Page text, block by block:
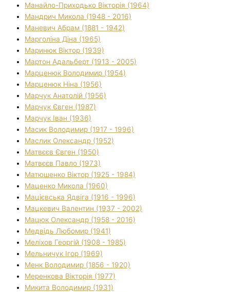
Манайло-Приходько Вікторія (1964)
Мандрич Микола (1948 - 2016)
Маневич Абрам (1881 - 1942)
Марголіна Діна (1965)
Маринюк Віктор (1939)
Мартон Адальберт (1913 - 2005)
Марценюк Володимир (1954)
Марценюк Ніна (1956)
Марчук Анатолій (1956)
Марчук Євген (1987)
Марчук Іван (1936)
Масик Володимир (1917 - 1996)
Маслик Олександр (1952)
Матвєєв Євген (1950)
Матвєєв Павло (1973)
Матюшенко Віктор (1925 - 1984)
Маценко Микола (1960)
Мацієвська Ядвіга (1916 - 1996)
Мацкевич Валентин (1937 - 2002)
Мацюк Олександр (1958 - 2016)
Медвідь Любомир (1941)
Меліхов Георгій (1908 - 1985)
Мельничук Ігор (1969)
Менк Володимир (1856 - 1920)
Меренкова Вікторія (1977)
Микита Володимир (1931)